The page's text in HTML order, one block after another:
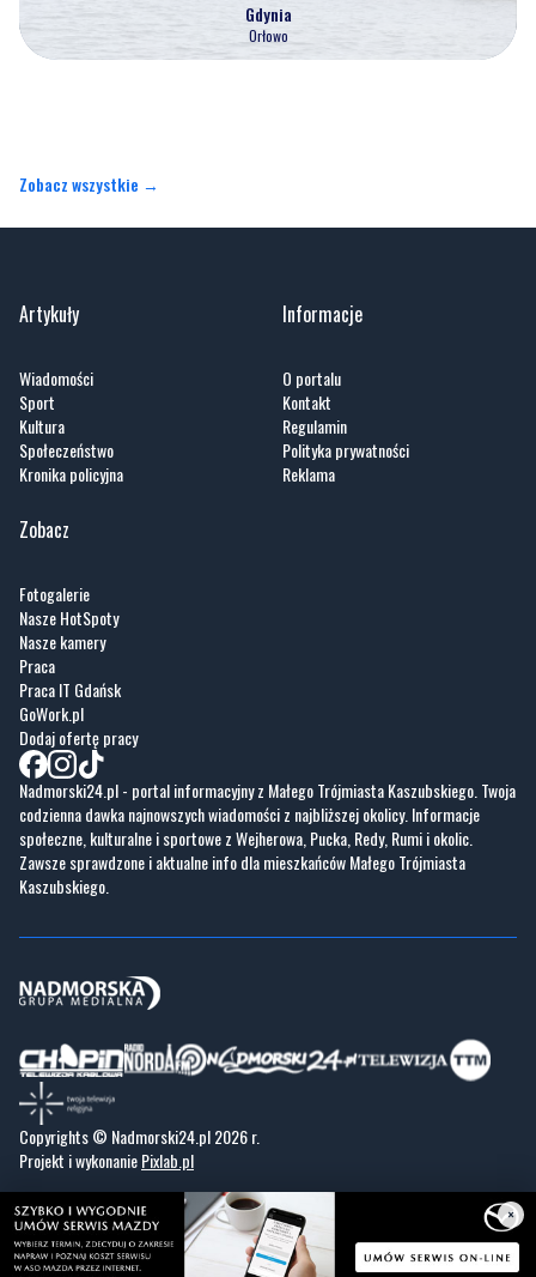
Gdynia
Orłowo
Zobacz wszystkie →
Artykuły
Wiadomości
Sport
Kultura
Społeczeństwo
Kronika policyjna
Informacje
O portalu
Kontakt
Regulamin
Polityka prywatności
Reklama
Zobacz
Fotogalerie
Nasze HotSpoty
Nasze kamery
Praca
Praca IT Gdańsk
GoWork.pl
Dodaj ofertę pracy
Nadmorski24.pl - portal informacyjny z Małego Trójmiasta Kaszubskiego. Twoja
codzienna dawka najnowszych wiadomości z najbliższej okolicy. Informacje
społeczne, kulturalne i sportowe z Wejherowa, Pucka, Redy, Rumi i okolic.
Zawsze sprawdzone i aktualne info dla mieszkańców Małego Trójmiasta
Kaszubskiego.
Copyrights © Nadmorski24.pl 2026 r.
Projekt i wykonaniePixlab.pl
×